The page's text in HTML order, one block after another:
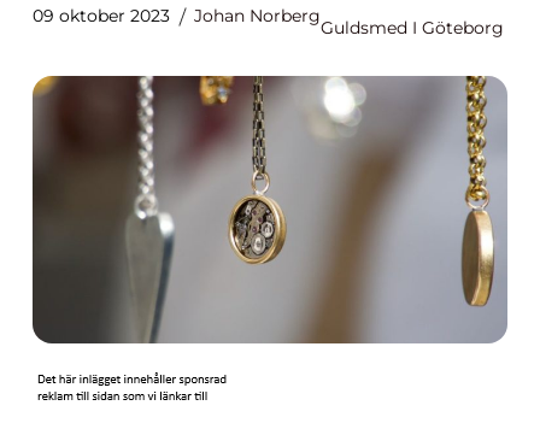
09 oktober 2023 Johan Norberg
Guldsmed I Göteborg